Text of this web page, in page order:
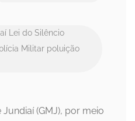
Lei do Silêncio
Militar poluição
(GMJ), por meio